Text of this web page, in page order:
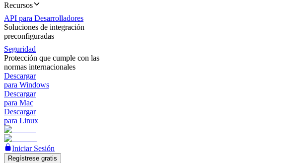
Recursos
API para Desarrolladores
Soluciones de integración
preconfiguradas
Seguridad
Protección que cumple con las
normas internacionales
Descargar
para Windows
Descargar
para Mac
Descargar
para Linux
Iniciar Sesión
Regístrese gratis